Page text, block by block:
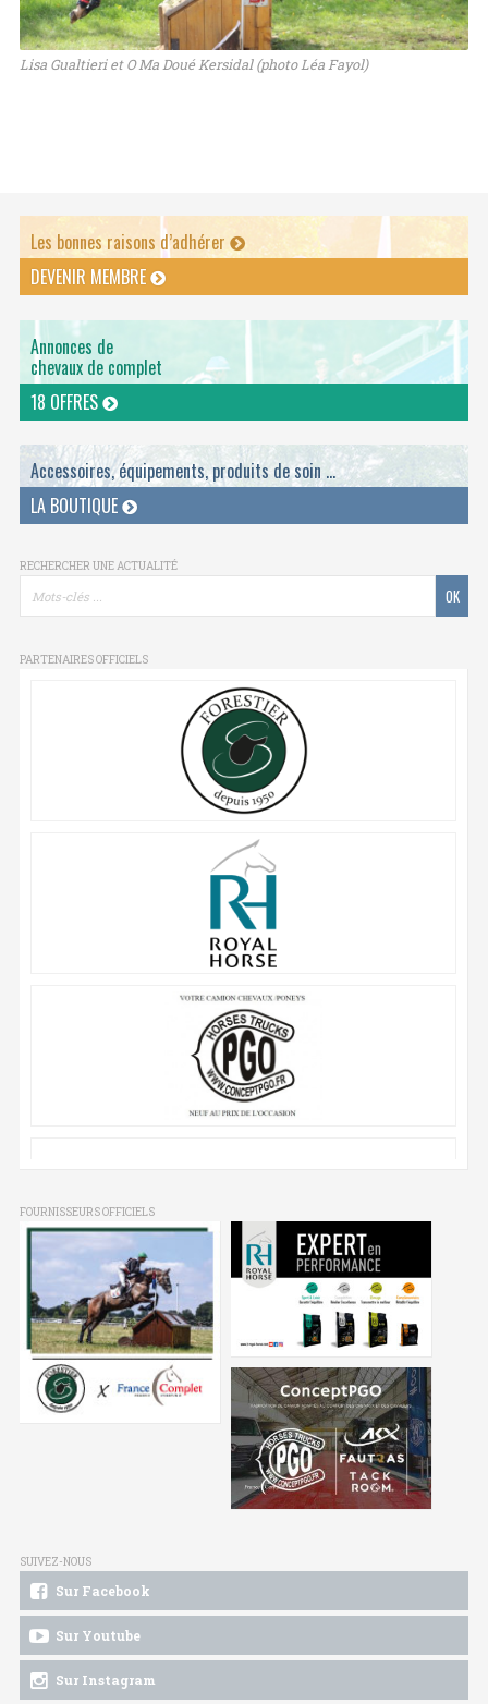
Lisa Gualtieri et O Ma Doué Kersidal (photo Léa Fayol)
Les bonnes raisons d’adhérer
DEVENIR MEMBRE
Annonces de
chevaux de complet
18 OFFRES
Accessoires, équipements, produits de soin ...
LA BOUTIQUE
RECHERCHER UNE ACTUALITÉ
PARTENAIRES OFFICIELS
FOURNISSEURS OFFICIELS
SUIVEZ-NOUS
Sur Facebook
Sur Youtube
Sur Instagram